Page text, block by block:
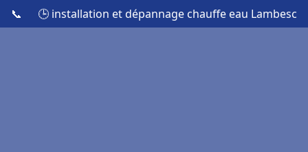
📞 🕒 installation et dépannage chauffe eau Lambesc